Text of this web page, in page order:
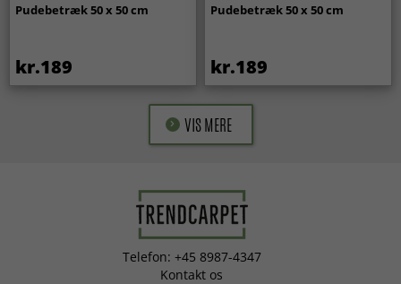
Pudebetræk 50 x 50 cm
kr.189
Pudebetræk 50 x 50 cm
kr.189
VIS MERE
Telefon: +45 8987-4347
Kontakt os